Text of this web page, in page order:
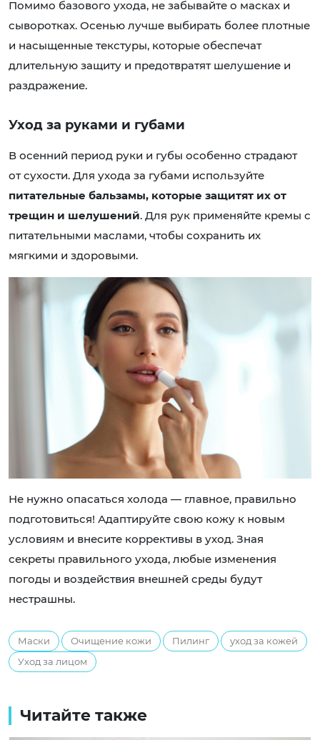
Помимо базового ухода, не забывайте о масках и
сыворотках. Осенью лучше выбирать более плотные
и насыщенные текстуры, которые обеспечат
длительную защиту и предотвратят шелушение и
раздражение.
Уход за руками и губами
В осенний период руки и губы особенно страдают
от сухости. Для ухода за губами используйте
питательные бальзамы, которые защитят их от
трещин и шелушений. Для рук применяйте кремы с
питательными маслами, чтобы сохранить их
мягкими и здоровыми.
Не нужно опасаться холода — главное, правильно
подготовиться! Адаптируйте свою кожу к новым
условиям и внесите коррективы в уход. Зная
секреты правильного ухода, любые изменения
погоды и воздействия внешней среды будут
нестрашны.
Маски Очищение кожи Пилинг
уход за кожей
Уход за лицом
Читайте также